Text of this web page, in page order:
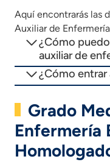
Aquí encontrarás las
Auxiliar de
¿Cómo
auxiliar de
¿Cómo entrar
Grado
Enfermería